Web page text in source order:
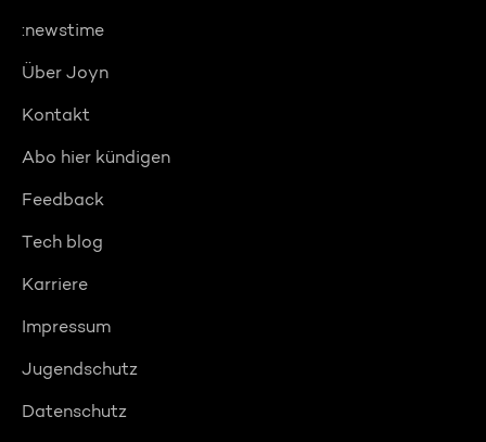
:newstime
Über Joyn
Kontakt
Abo hier kündigen
Feedback
Tech blog
Karriere
Impressum
Jugendschutz
Datenschutz